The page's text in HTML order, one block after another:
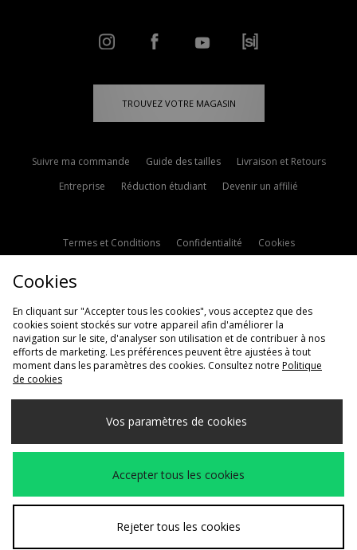
TROUVEZ VOTRE MAGASIN
Suivre ma commande Guide des tailles
Livraison et Retours
Entreprise
Réduction étudiant Devenir un affilié
Termes et Conditions Confidentialité
Cookies
Politique d'avis en ligne
Livraison Vers
France
Nous acceptons les méthodes de paiement suivantes
Voir le site internet de l'entreprisewww.jdplc.com
Cookies
En cliquant sur "Accepter tous les cookies", vous acceptez que des
cookies soient stockés sur votre appareil afin d'améliorer la
navigation sur le site, d'analyser son utilisation et de contribuer à nos
efforts de marketing. Les préférences peuvent être ajustées à tout
moment dans les paramètres des cookies. Consultez notre Politique
de cookies
Vos paramètres de cookies
Accepter tous les cookies
Rejeter tous les cookies